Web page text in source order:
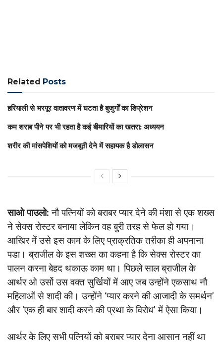
Related Posts
हरियाली से भरपूर वातावरण में घटता है बुजुर्गों का डिप्रेशन
कम शराब पीने पर भी रहता है कई बीमारियों का खतरा: अध्ययन
शरीर की मांसपेशियों को मजबूती देने में सहायक है डोलासन
साओ पाउलो: नौ पत्नियों को बराबर प्यार देने की मंशा से एक शख्स
ने सेक्स रोस्टर बनाया लेकिन वह बुरी तरह से फेल हो गया।
आखिर में उसे इस काम के लिए प्राक्रतिक तरीका ही अपनाना
पडा। ब्राजील के इस शख्स का कहना है कि सेक्स रोस्टर का
पालन करना बेहद थकाऊ काम था। पिछले साल ब्राजील के
आर्थर ओ उर्सो उस वक्त सुर्खियों में आए जब उन्होंने एकसाथ नौ
महिलाओं से शादी की। उन्होंने ‘प्यार करने की आजादी के समर्थन’
और ‘एक ही बार शादी करने की प्रथा के विरोध’ में ऐसा किया।
आर्थर के लिए सभी पत्नियों को बराबर प्यार देना आसान नहीं था